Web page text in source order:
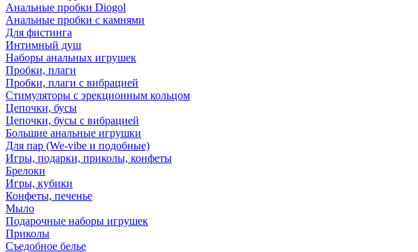
Анальные пробки Diogol
Анальные пробки с камнями
Для фистинга
Интимный душ
Наборы анальных игрушек
Пробки, плаги
Пробки, плаги с вибрацией
Стимуляторы с эрекционным кольцом
Цепочки, бусы
Цепочки, бусы с вибрацией
Большие анальные игрушки
Для пар (We-vibe и подобные)
Игры, подарки, приколы, конфеты
Брелоки
Игры, кубики
Конфеты, печенье
Мыло
Подарочные наборы игрушек
Приколы
Съедобное белье